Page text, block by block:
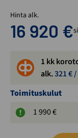
Hinta alk.
16 920 €
1 kk
alk.321€
Toimituskulut
1 990 €